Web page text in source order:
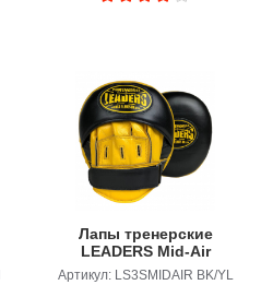
Лапы тренерские
LEADERS Mid-Air
Bumblebee
Артикул: LS3SMIDAIR BK/YL